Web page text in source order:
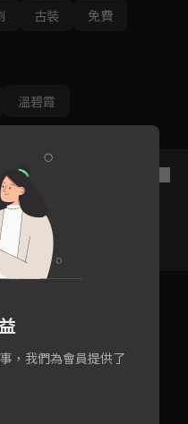
古裝
免費
溫碧霞
14
，我們為會員提供了